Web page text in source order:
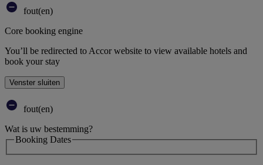
fout(en)
Core booking engine
You’ll be redirected to Accor website to view available hotels and
book your stay
Venster sluiten
fout(en)
Wat is uw bestemming?
Booking Dates